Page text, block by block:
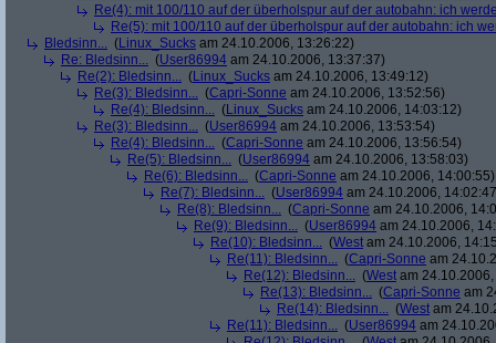
Re(4): mit 100/110 auf der überholspur auf der autobahn: ich
Re(5): mit 100/110 auf der überholspur auf der autobahn: ich
Bledsinn... (Linux_Sucks am 24.10.2006, 13:26:22)
Re: Bledsinn... (User86994 am 24.10.2006, 13:37:37)
Re(2): Bledsinn... (Linux_Sucks am 24.10.2006, 13:49:12)
Re(3): Bledsinn... (Capri-Sonne am 24.10.2006, 13:52:56)
Re(4): Bledsinn... (Linux_Sucks am 24.10.2006, 14:03:12)
Re(3): Bledsinn... (User86994 am 24.10.2006, 13:53:54)
Re(4): Bledsinn... (Capri-Sonne am 24.10.2006, 13:56:54)
Re(5): Bledsinn... (User86994 am 24.10.2006, 13:58:03)
Re(6): Bledsinn... (Capri-Sonne am 24.10.2006, 14:00:55)
Re(7): Bledsinn... (User86994 am 24.10.2006,
Re(8): Bledsinn... (Capri-Sonne am 24.10.2006,
Re(9): Bledsinn... (User86994 am 24.10.2006,
Re(10): Bledsinn... (West am 24.10.2006,
Re(11): Bledsinn... (Capri-Sonne am
Re(12): Bledsinn... (West am
Re(13): Bledsinn... (Capri-Sonne am
Re(14): Bledsinn... (West am
Re(11): Bledsinn... (User86994 am